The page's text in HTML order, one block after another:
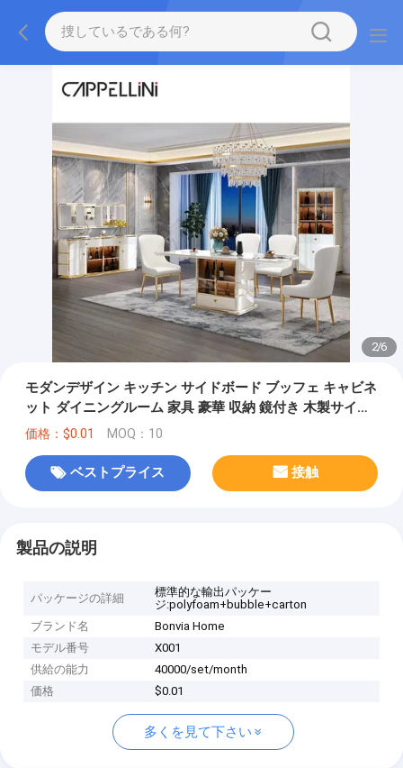
2/6
モダンデザイン キッチン サイドボード ブッフェ キャビネ
ット ダイニングルーム 家具 豪華 収納 鏡付き 木製サイド
ボード
価格：$0.01 MOQ：10
ベストプライス 接触
製品の説明
パッケージの詳細
標準的な輸出パッケー
ジ:polyfoam+bubble+carton
ブランド名
Bonvia Home
モデル番号
X001
供給の能力
40000/set/month
価格
$0.01
多くを見て下さい